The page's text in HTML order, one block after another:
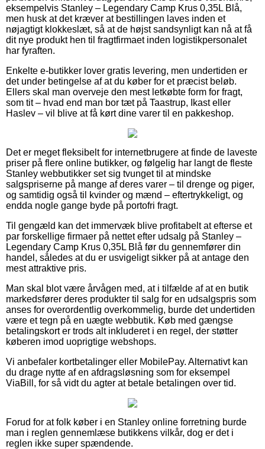
eksempelvis Stanley – Legendary Camp Krus 0,35L Blå,
men husk at det kræver at bestillingen laves inden et
nøjagtigt klokkeslæt, så at de højst sandsynligt kan nå at få
dit nye produkt hen til fragtfirmaet inden logistikpersonalet
har fyraften.
Enkelte e-butikker lover gratis levering, men undertiden er
det under betingelse af at du køber for et præcist beløb.
Ellers skal man overveje den mest letkøbte form for fragt,
som tit – hvad end man bor tæt på Taastrup, Ikast eller
Haslev – vil blive at få kørt dine varer til en pakkeshop.
Det er meget fleksibelt for internetbrugere at finde de laveste
priser på flere online butikker, og følgelig har langt de fleste
Stanley webbutikker set sig tvunget til at mindske
salgspriserne på mange af deres varer – til drenge og piger,
og samtidig også til kvinder og mænd – eftertrykkeligt, og
endda nogle gange byde på portofri fragt.
Til gengæld kan det immervæk blive profitabelt at efterse et
par forskellige firmaer på nettet efter udsalg på Stanley –
Legendary Camp Krus 0,35L Blå før du gennemfører din
handel, således at du er usvigeligt sikker på at antage den
mest attraktive pris.
Man skal blot være årvågen med, at i tilfælde af at en butik
markedsfører deres produkter til salg for en udsalgspris som
anses for overordentlig overkommelig, burde det undertiden
være et tegn på en uægte webbutik. Køb med gængse
betalingskort er trods alt inkluderet i en regel, der støtter
køberen imod uoprigtige webshops.
Vi anbefaler kortbetalinger eller MobilePay. Alternativt kan
du drage nytte af en afdragsløsning som for eksempel
ViaBill, for så vidt du agter at betale betalingen over tid.
Forud for at folk køber i en Stanley online forretning burde
man i reglen gennemlæse butikkens vilkår, dog er det i
reglen ikke super spændende.